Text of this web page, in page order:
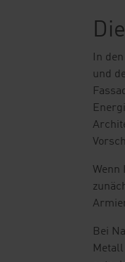
In
und
Wenn
Bei